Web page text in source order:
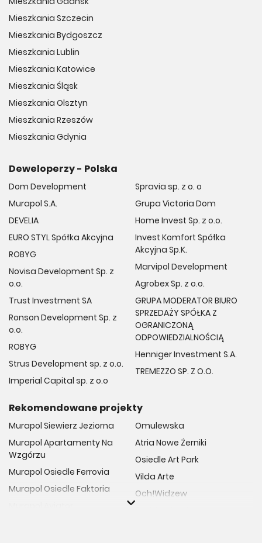
Mieszkania Szczecin
Mieszkania Bydgoszcz
Mieszkania Lublin
Mieszkania Katowice
Mieszkania Śląsk
Mieszkania Olsztyn
Mieszkania Rzeszów
Mieszkania Gdynia
Deweloperzy - Polska
Dom Development
Murapol S.A.
DEVELIA
EURO STYL Spółka Akcyjna
ROBYG
Novisa Development Sp. z
o.o.
Trust Investment SA
Ronson Development Sp. z
o.o.
ROBYG
Strus Development sp. z o.o.
Imperial Capital sp. z o.o
Spravia sp. z o. o
Grupa Victoria Dom
Home Invest Sp. z o.o.
Invest Komfort Spółka
Akcyjna Sp.K.
Marvipol Development
Agrobex Sp. z o.o.
GRUPA MODERATOR BIURO
SPRZEDAŻY SPÓŁKA Z
OGRANICZONĄ
ODPOWIEDZIALNOŚCIĄ
Henniger Investment S.A.
TREMEZZO SP. Z O.O.
Rekomendowane projekty
Murapol Siewierz Jeziorna
Murapol Apartamenty Na
Wzgórzu
Murapol Osiedle Ferrovia
Murapol Osiedle Faktoria
Omulewska
Atria Nowe Żerniki
Osiedle Art Park
Vilda Arte
Och!Widzew